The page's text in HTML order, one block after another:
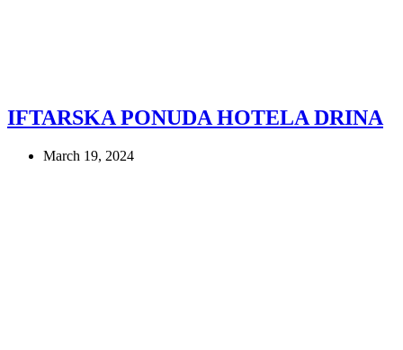
IFTARSKA PONUDA HOTELA DRINA
March 19, 2024